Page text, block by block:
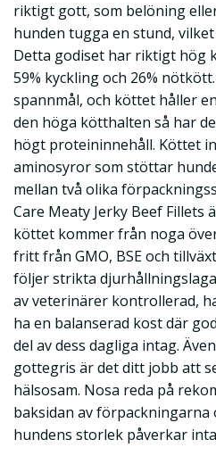
riktigt gott, som belöning
hunden tugga en stund,
Detta godiset har riktigt hög
59% kyckling och 26%
spannmål, och köttet håller
den höga kötthalten så har
högt proteininnehåll. Köttet
aminosyror som stöttar
mellan två olika
Care Meaty Jerky Beef Fillets
köttet kommer från noga
fritt från GMO, BSE och
följer strikta
av veterinärer kontrollerad,
ha en balanserad kost där
del av dess dagliga intag.
gottegris är det ditt jobb att
hälsosam. Nosa reda på
baksidan av förpackningarna
hundens storlek påverkar